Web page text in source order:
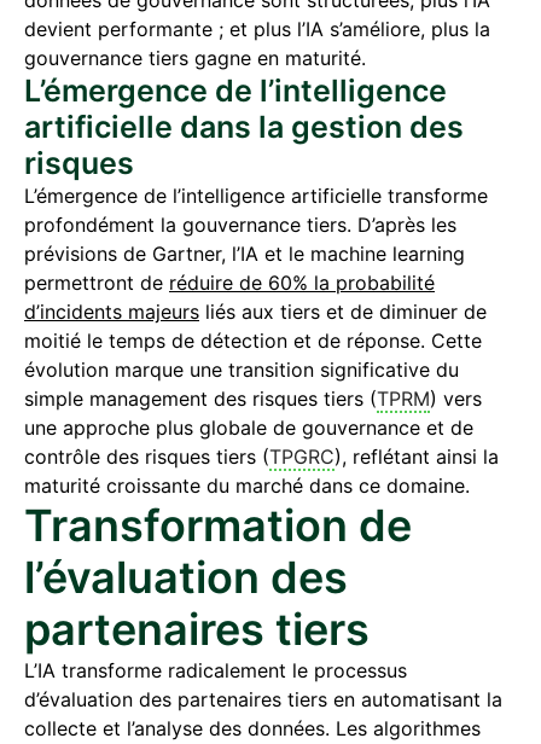
devient performante ; et plus l’IA s’améliore, plus la
gouvernance tiers gagne en maturité.
L’émergence de l’intelligence
artificielle dans la gestion des
risques
L’émergence de l’intelligence artificielle transforme
profondément la gouvernance tiers. D’après les
prévisions de Gartner, l’IA et le machine learning
permettront de réduire de 60% la probabilité
d’incidents majeurs liés aux tiers et de diminuer de
moitié le temps de détection et de réponse. Cette
évolution marque une transition significative du
simple management des risques tiers (TPRM) vers
une approche plus globale de gouvernance et de
contrôle des risques tiers (TPGRC), reflétant ainsi la
maturité croissante du marché dans ce domaine.
Transformation de
l’évaluation des
partenaires tiers
L’IA transforme radicalement le processus
d’évaluation des partenaires tiers en automatisant la
collecte et l’analyse des données. Les algorithmes